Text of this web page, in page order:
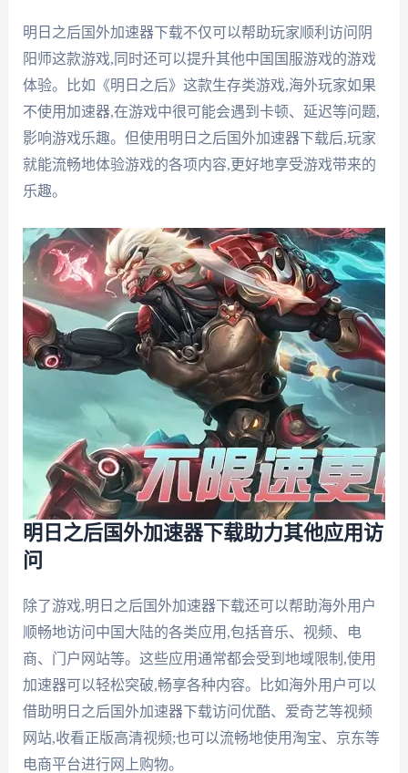
明日之后国外加速器下载不仅可以帮助玩家顺利访问阴
阳师这款游戏,同时还可以提升其他中国国服游戏的游戏
体验。比如《明日之后》这款生存类游戏,海外玩家如果
不使用加速器,在游戏中很可能会遇到卡顿、延迟等问题,
影响游戏乐趣。但使用明日之后国外加速器下载后,玩家
就能流畅地体验游戏的各项内容,更好地享受游戏带来的
乐趣。
明日之后国外加速器下载助力其他应用访
问
除了游戏,明日之后国外加速器下载还可以帮助海外用户
顺畅地访问中国大陆的各类应用,包括音乐、视频、电
商、门户网站等。这些应用通常都会受到地域限制,使用
加速器可以轻松突破,畅享各种内容。比如海外用户可以
借助明日之后国外加速器下载访问优酷、爱奇艺等视频
网站,收看正版高清视频;也可以流畅地使用淘宝、京东等
电商平台进行网上购物。